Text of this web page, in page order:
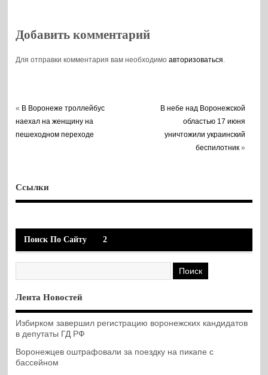
Добавить комментарий
Для отправки комментария вам необходимоавторизоваться
« В Воронеже троллейбус
наехал на женщину на
пешеходном переходе
В небе над Воронежской
областью 17 июня
уничтожили украинский
беспилотник »
Ссылки
Поиск По Сайту 2
Лента Новостей
Избирком завершил регистрацию воронежских кандидатов
в депутаты ГД РФ
Воронежцев оштрафовали за поездку на пикапе с
бассейном